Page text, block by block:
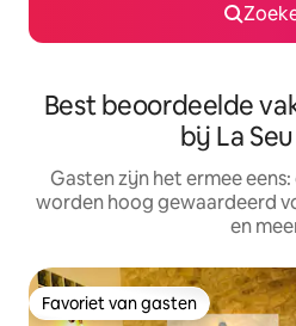
Best beoordeelde
bij La
Gasten zijn het ermee
worden hoog gewaardeerd
en
Favoriet van gasten
Favoriet van gasten